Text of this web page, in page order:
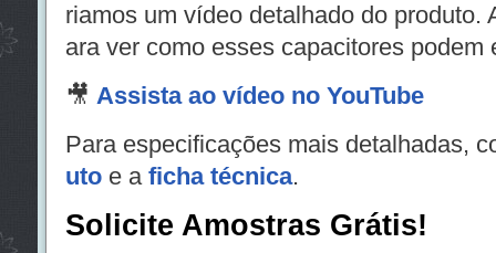
riamos um vídeo detalhado do produto.
ara ver como esses capacitores podem
🎥 Assista ao vídeo no YouTube
Para especificações mais detalhadas,
utoe a ficha técnica.
Solicite Amostras Grátis!